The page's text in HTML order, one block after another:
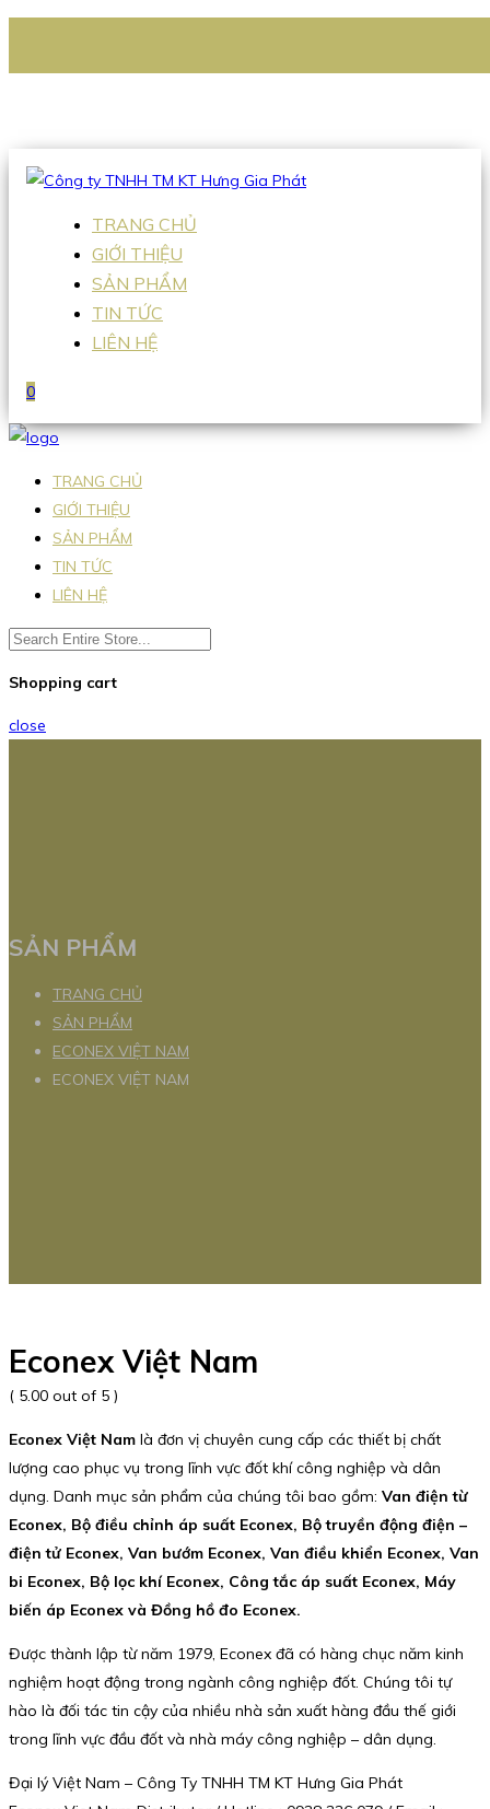
Hotline:0938 336 079
TRANG CHỦ
GIỚI THIỆU
SẢN PHẨM
TIN TỨC
LIÊN HỆ
0
TRANG CHỦ
GIỚI THIỆU
SẢN PHẨM
TIN TỨC
LIÊN HỆ
Shopping cart
close
SẢN PHẨM
TRANG CHỦ
SẢN PHẨM
ECONEX VIỆT NAM
ECONEX VIỆT NAM
Econex Việt Nam
( 5.00 out of 5 )
Econex Việt Nam là đơn vị chuyên cung cấp các thiết bị chất
lượng cao phục vụ trong lĩnh vực đốt khí công nghiệp và dân
dụng. Danh mục sản phẩm của chúng tôi bao gồm: Van điện từ
Econex, Bộ điều chỉnh áp suất Econex, Bộ truyền động điện –
điện tử Econex, Van bướm Econex, Van điều khiển Econex, Van
bi Econex, Bộ lọc khí Econex, Công tắc áp suất Econex, Máy
biến áp Econex và Đồng hồ đo Econex.
Được thành lập từ năm 1979, Econex đã có hàng chục năm kinh
nghiệm hoạt động trong ngành công nghiệp đốt. Chúng tôi tự
hào là đối tác tin cậy của nhiều nhà sản xuất hàng đầu thế giới
trong lĩnh vực đầu đốt và nhà máy công nghiệp – dân dụng.
Đại lý Việt Nam – Công Ty TNHH TM KT Hưng Gia Phát